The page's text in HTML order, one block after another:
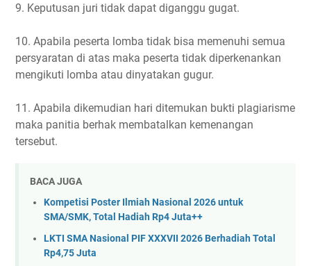
9. Keputusan juri tidak dapat diganggu gugat.
10. Apabila peserta lomba tidak bisa memenuhi semua
persyaratan di atas maka peserta tidak diperkenankan
mengikuti lomba atau dinyatakan gugur.
11. Apabila dikemudian hari ditemukan bukti plagiarisme
maka panitia berhak membatalkan kemenangan
tersebut.
BACA JUGA
Kompetisi Poster Ilmiah Nasional 2026 untuk
SMA/SMK, Total Hadiah Rp4 Juta++
LKTI SMA Nasional PIF XXXVII 2026 Berhadiah Total
Rp4,75 Juta